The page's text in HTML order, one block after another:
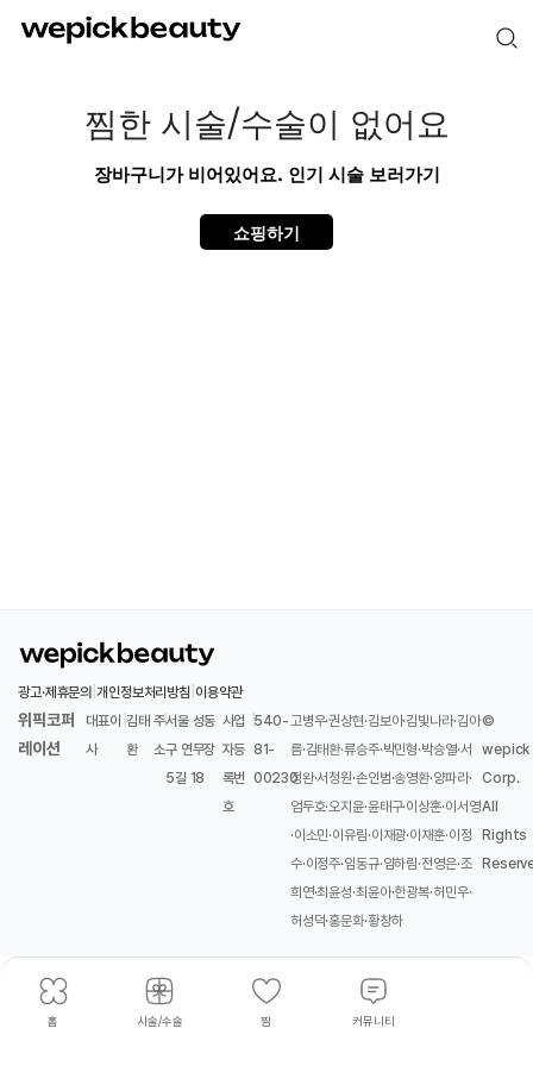
찜한 시술/수술이 없어요
장바구니가 비어있어요. 인기 시술 보러가기
쇼핑하기
광고·제휴문의 |개인정보처리방침 이용약관
위픽코퍼
레이션
대표이
사
|김태
환
주
소
|서울 성동
구 연무장
5길 18
사업
자등
록번
호
|540-
81-
00230
고병우·권상현·김보아·김빛나라·김아
름·김태환·류승주·박민형·박승열·서
정완·서청원·손인범·송영환·양파라·
엄두호·오지윤·윤태구·이상훈·이서영
·이소민·이유림·이재광·이재훈·이정
수·이정주·임동규·임하림·전영은·조
희연·최윤성·최윤아·한광복·허민우·
허성덕·홍문화·황창하
©
wepick
Corp.
All
Rights
홈 시술/수술 찜 커뮤니티